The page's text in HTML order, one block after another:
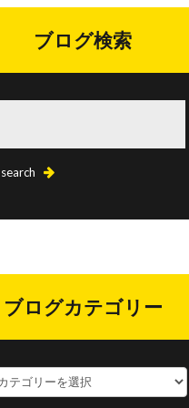
ブログ検索
ブログカテゴリー